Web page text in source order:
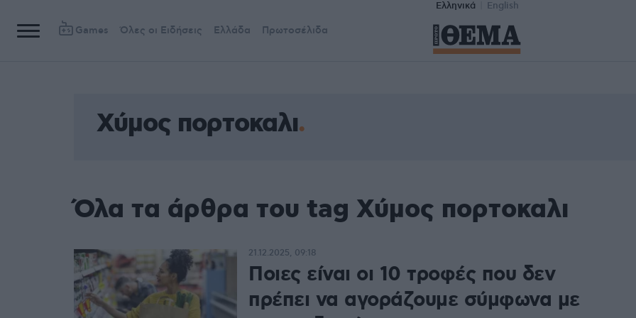
Ελληνικά English
Games Όλες οι Ειδήσεις Ελλάδα Πρωτοσέλιδα
Χύμος πορτοκαλι
Όλα τα άρθρα του tag Χύμος πορτοκαλι
Ποιες είναι οι 10 τροφές που δεν
πρέπει να αγοράζουμε σύμφωνα με
21.12.2025, 09:18